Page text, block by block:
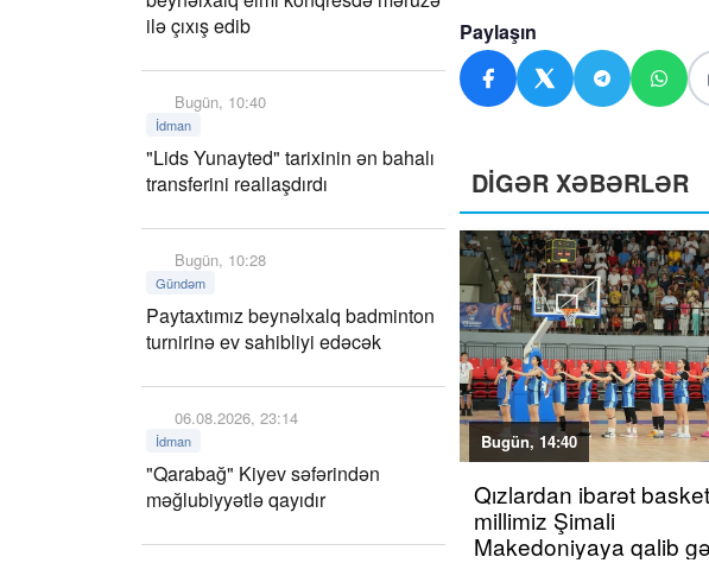
ilə çıxış edib
Bugün, 10:40
İdman
"Lids Yunayted" tarixinin ən bahalı
transferini reallaşdırdı
Bugün, 10:28
Gündəm
Paytaxtımız beynəlxalq badminton
turnirinə ev sahibliyi edəcək
06.08.2026, 23:14
İdman
"Qarabağ" Kiyev səfərindən
məğlubiyyətlə qayıdır
Paylaşın
DİGƏR XƏBƏRLƏR
Bugün, 14:40
Qızlardan ibarət
millimiz Şimali
Makedoniyaya qalib